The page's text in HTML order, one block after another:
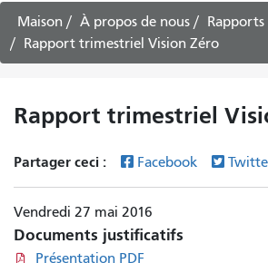
Maison À propos de nous
Rapport trimestriel Vision Zéro
Rapport trimestriel
Partager ceci : Facebook
Vendredi 27 mai 2016
Documents justificatifs
Présentation PDF